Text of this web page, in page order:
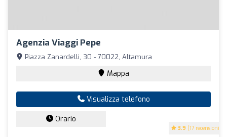
Agenzia Viaggi Pepe
3.9 (17 recensioni)
Piazza Zanardelli, 30 - 70022, Altamura
Mappa
Visualizza telefono
Orario